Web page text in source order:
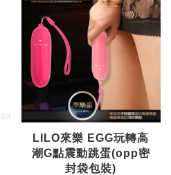
LILO來樂 EGG玩轉高
潮G點震動跳蛋(opp密
封袋包裝)